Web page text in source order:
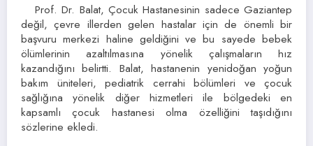
Prof. Dr. Balat, Çocuk Hastanesinin sadece Gaziantep
değil, çevre illerden gelen hastalar için de önemli bir
başvuru merkezi haline geldiğini ve bu sayede bebek
ölümlerinin azaltılmasına yönelik çalışmaların hız
kazandığını belirtti. Balat, hastanenin yenidoğan yoğun
bakım üniteleri, pediatrik cerrahi bölümleri ve çocuk
sağlığına yönelik diğer hizmetleri ile bölgedeki en
kapsamlı çocuk hastanesi olma özelliğini taşıdığını
sözlerine ekledi.